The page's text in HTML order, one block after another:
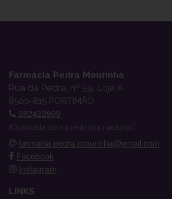
Farmácia Pedra Mourinha
Rua da Pedra, nº 59, Loja A
8500-815 PORTIMÃO
282422909
(Chamada para a rede fixa nacional)
farmacia.pedra.mourinha@gmail.com
Facebook
Instagram
LINKS